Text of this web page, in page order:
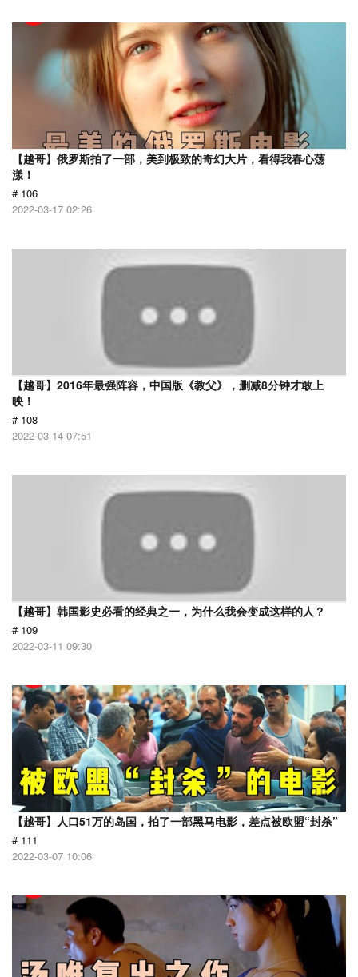
【越哥】俄罗斯拍了一部，美到极致的奇幻大片，看得我春心荡
漾！
# 106
2022-03-17 02:26
【越哥】2016年最强阵容，中国版《教父》，删减8分钟才敢上
映！
# 108
2022-03-14 07:51
【越哥】韩国影史必看的经典之一，为什么我会变成这样的人？
# 109
2022-03-11 09:30
【越哥】人口51万的岛国，拍了一部黑马电影，差点被欧盟“封杀”
# 111
2022-03-07 10:06